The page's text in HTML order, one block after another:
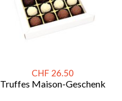
CHF 26.50
Truffes Maison-Geschenk